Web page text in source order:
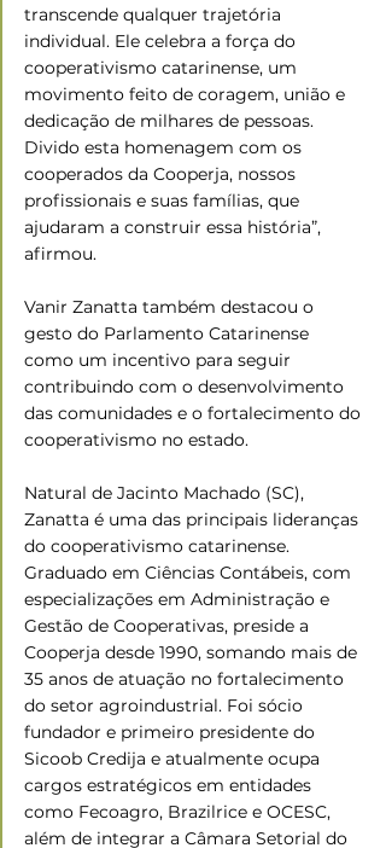
transcende qualquer trajetória
individual. Ele celebra a força do
cooperativismo catarinense, um
movimento feito de coragem, união e
dedicação de milhares de pessoas.
Divido esta homenagem com os
cooperados da Cooperja, nossos
profissionais e suas famílias, que
ajudaram a construir essa história”,
afirmou.
Vanir Zanatta também destacou o
gesto do Parlamento Catarinense
como um incentivo para seguir
contribuindo com o desenvolvimento
das comunidades e o fortalecimento do
cooperativismo no estado.
Natural de Jacinto Machado (SC),
Zanatta é uma das principais lideranças
do cooperativismo catarinense.
Graduado em Ciências Contábeis, com
especializações em Administração e
Gestão de Cooperativas, preside a
Cooperja desde 1990, somando mais de
35 anos de atuação no fortalecimento
do setor agroindustrial. Foi sócio
fundador e primeiro presidente do
Sicoob Credija e atualmente ocupa
cargos estratégicos em entidades
como Fecoagro, Brazilrice e OCESC,
além de integrar a Câmara Setorial do